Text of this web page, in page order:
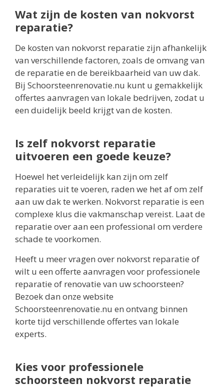
Wat zijn de kosten van nokvorst
reparatie?
De kosten van nokvorst reparatie zijn afhankelijk
van verschillende factoren, zoals de omvang van
de reparatie en de bereikbaarheid van uw dak.
Bij Schoorsteenrenovatie.nu kunt u gemakkelijk
offertes aanvragen van lokale bedrijven, zodat u
een duidelijk beeld krijgt van de kosten.
Is zelf nokvorst reparatie
uitvoeren een goede keuze?
Hoewel het verleidelijk kan zijn om zelf
reparaties uit te voeren, raden we het af om zelf
aan uw dak te werken. Nokvorst reparatie is een
complexe klus die vakmanschap vereist. Laat de
reparatie over aan een professional om verdere
schade te voorkomen.
Heeft u meer vragen over nokvorst reparatie of
wilt u een offerte aanvragen voor professionele
reparatie of renovatie van uw schoorsteen?
Bezoek dan onze website
Schoorsteenrenovatie.nu en ontvang binnen
korte tijd verschillende offertes van lokale
experts.
Kies voor professionele
schoorsteen nokvorst reparatie